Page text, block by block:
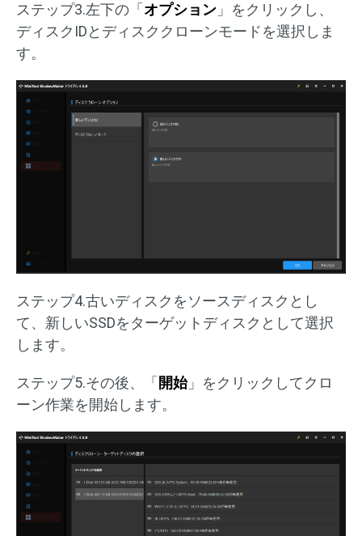
ステップ3.左下の「 オプション 」をクリックし、
ディスクIDとディスククローンモードを選択しま
す。
ステップ4.古いディスクをソースディスクとし
て、新しいSSDをターゲットディスクとして選択
します。
ステップ5.その後、「 開始」をクリックしてクロ
ーン作業を開始します。